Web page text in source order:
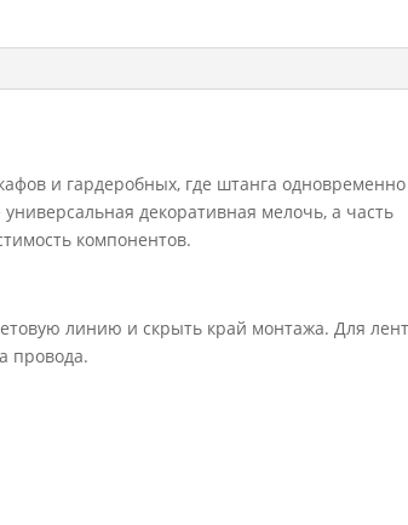
и гардеробных, где штанга одновременно
декоративная мелочь, а часть
компонентов.
линию и скрыть край монтажа. Для
провода.